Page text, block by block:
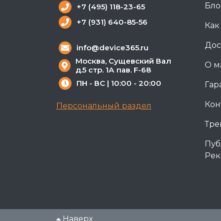
О
+7 (495) 118-23-65
+7 (931) 640-85-56
info@device365.ru
Москва, Сущевский Вал
д.5 стр. 1А пав. F-68
ПН - ВС | 10:00 - 20:00
Персональный раздел
Наверх